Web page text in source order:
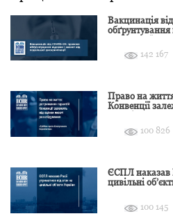
Вакцинація
обґрунтування
142 167
Право на
Конвенції
100 826
ЄСПЛ наказав
цивільні
100 145